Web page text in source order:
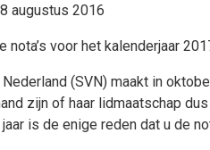
augustus 2016
nota’s voor het kalenderjaar
(SVN) maakt in
zijn of haar lidmaatschap
is de enige reden dat u de